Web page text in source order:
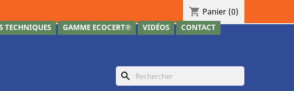
shopping_cart Panier (0)
TECHNIQUES GAMME ECOCERT® VIDÉOS CONTACT
search